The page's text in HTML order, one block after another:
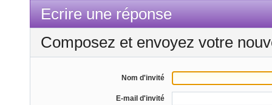
Ecrire une réponse
Composez et envoyez votre
Nom d'invité
E-mail d'invité